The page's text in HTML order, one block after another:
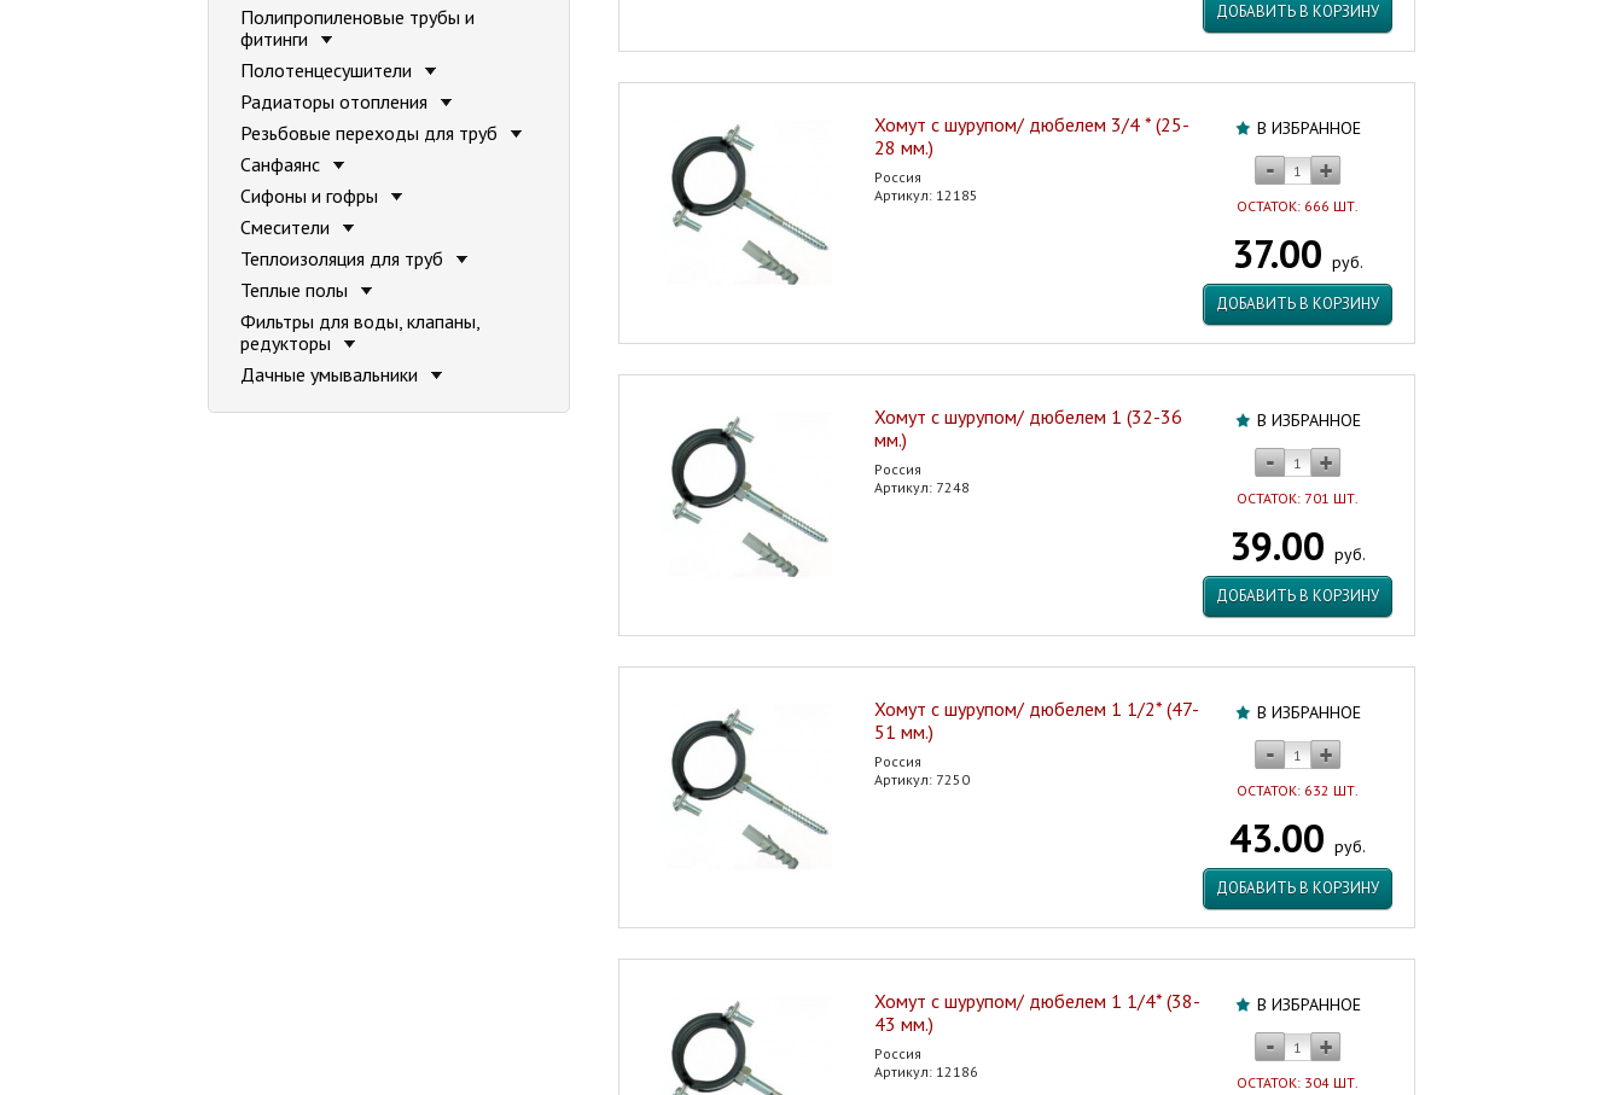
ДОБАВИТЬ В КОРЗИНУ
В ИЗБРАННОЕ
ОСТАТОК: 666 ШТ.
37.00 руб.
ДОБАВИТЬ В КОРЗИНУ
Хомут с шурупом/ дюбелем 3/4 * (25-
28 мм.)
Россия
Артикул: 12185
В ИЗБРАННОЕ
ОСТАТОК: 701 ШТ.
39.00 руб.
ДОБАВИТЬ В КОРЗИНУ
Хомут с шурупом/ дюбелем 1 (32-36
мм.)
Россия
Артикул: 7248
В ИЗБРАННОЕ
ОСТАТОК: 632 ШТ.
43.00 руб.
ДОБАВИТЬ В КОРЗИНУ
Хомут с шурупом/ дюбелем 1 1/2* (47-
51 мм.)
Россия
Артикул: 7250
В ИЗБРАННОЕ
ОСТАТОК: 304 ШТ.
Хомут с шурупом/ дюбелем 1 1/4* (38-
43 мм.)
Россия
Артикул: 12186
Полипропиленовые трубы и
фитинги
Полотенцесушители
Радиаторы отопления
Резьбовые переходы для труб
Санфаянс
Сифоны и гофры
Смесители
Теплоизоляция для труб
Теплые полы
Фильтры для воды, клапаны,
редукторы
Дачные умывальники